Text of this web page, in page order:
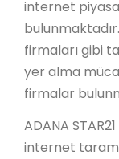
internet
firmaları gibi
yer alma
firmalar
ADANA
internet